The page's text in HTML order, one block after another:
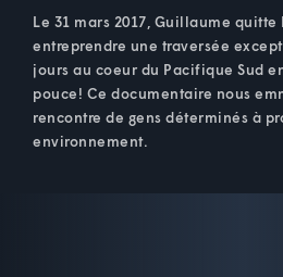
Le 31 mars 2017, Guillaume
entreprendre une traversée
jours au coeur du Pacifique Sud
pouce! Ce documentaire nous
rencontre de gens déterminés à
environnement.